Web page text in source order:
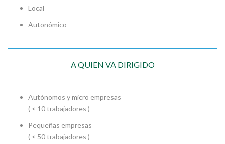
Local
Autonómico
A QUIEN VA DIRIGIDO
Autónomos y micro empresas
( < 10 trabajadores )
Pequeñas empresas
( < 50 trabajadores )